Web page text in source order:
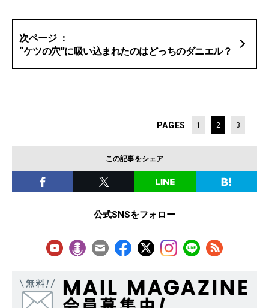
“ケツの穴”に吸い込まれたのはどっちのダニエル？
PAGES 1 2 3
この記事をシェア
公式SNSをフォロー